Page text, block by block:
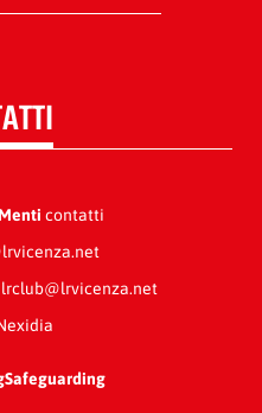
contatti
lrclub@lrvicenza.net
Safeguarding